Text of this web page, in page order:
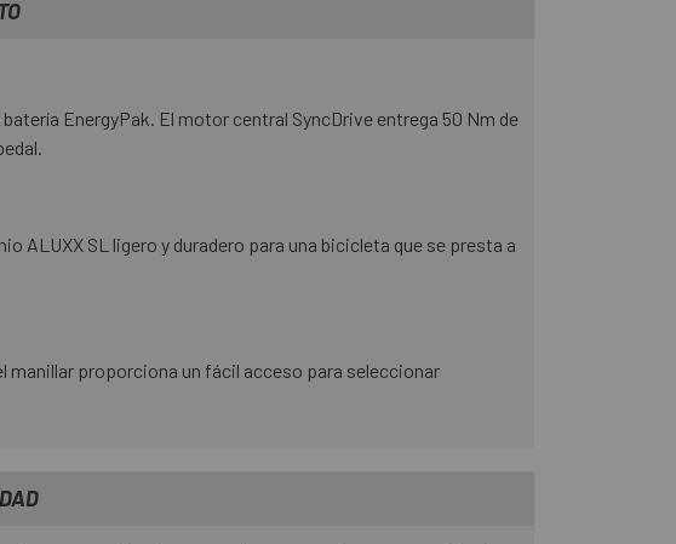
EnergyPak. El motor central SyncDrive entrega 50 Nm de
ALUXX SL ligero y duradero para una bicicleta que se presta a
manillar proporciona un fácil acceso para seleccionar